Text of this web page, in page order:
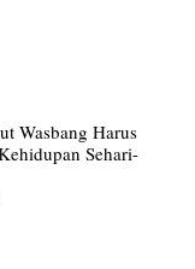
Wasbang Harus
Sehari-